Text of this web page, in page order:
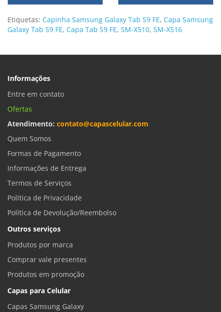
Etiquetas: Capinha Samsung Galaxy Tab S9 FE, Capa Samsung
Galaxy Tab S9 FE, Capa Tab S9 FE, SM-X510, SM-X516
Informações
Entre em contato
Ofertas
Atendimento: contato@capascelular.com
Quem Somos
Formas de Pagamento
Informações de Entrega
Termos de Serviços
Política de Privacidade
Política de Devolução/Reembolso
Outros serviços
Produtos por marca
Comprar vale presentes
Produtos em promoção
Capas para Celular
Capas Samsung Galaxy